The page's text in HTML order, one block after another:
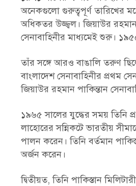
অনেকগুলো গুরুত্বপূর্ণ তারিখের
অধিকতর উজ্জ্বল। জিয়াউর রহমান
সেনাবাহিনীর মাধ্যমেই শুরু।
তাঁর সঙ্গে আরও বাঙালি তরুণ
বাংলাদেশ সেনাবাহিনীর প্রথম
জিয়াউর রহমান পাকিন্তান
১৯৬৫ সালের যুদ্ধের সময় তিনি
লাহোরের সন্নিকটে ভারতীয়
পালন করেন। তিনি বর্তমান
অর্জন করেন।
দ্বিতীয়ত, তিনি পাকিস্তান